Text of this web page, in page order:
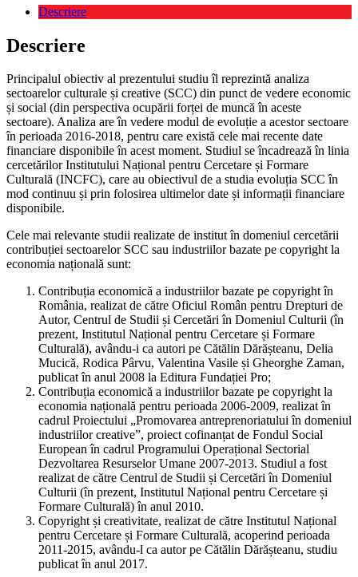
Descriere
Descriere
Principalul obiectiv al prezentului studiu îl reprezintă analiza
sectoarelor culturale și creative (SCC) din punct de vedere economic
și social (din perspectiva ocupării forței de muncă în aceste
sectoare). Analiza are în vedere modul de evoluție a acestor sectoare
în perioada 2016-2018, pentru care există cele mai recente date
financiare disponibile în acest moment. Studiul se încadrează în linia
cercetărilor Institutului Național pentru Cercetare și Formare
Culturală (INCFC), care au obiectivul de a studia evoluția SCC în
mod continuu și prin folosirea ultimelor date și informații financiare
disponibile.
Cele mai relevante studii realizate de institut în domeniul cercetării
contribuției sectoarelor SCC sau industriilor bazate pe copyright la
economia națională sunt:
Contribuția economică a industriilor bazate pe copyright în
România, realizat de către Oficiul Român pentru Drepturi de
Autor, Centrul de Studii și Cercetări în Domeniul Culturii (în
prezent, Institutul Național pentru Cercetare și Formare
Culturală), avându-i ca autori pe Cătălin Dărășteanu, Delia
Mucică, Rodica Pârvu, Valentina Vasile și Gheorghe Zaman,
publicat în anul 2008 la Editura Fundației Pro;
Contribuția economică a industriilor bazate pe copyright la
economia națională pentru perioada 2006-2009, realizat în
cadrul Proiectului „Promovarea antreprenoriatului în domeniul
industriilor creative”, proiect cofinanțat de Fondul Social
European în cadrul Programului Operațional Sectorial
Dezvoltarea Resurselor Umane 2007-2013. Studiul a fost
realizat de către Centrul de Studii și Cercetări în Domeniul
Culturii (în prezent, Institutul Național pentru Cercetare și
Formare Culturală) în anul 2010.
Copyright și creativitate, realizat de către Institutul Național
pentru Cercetare și Formare Culturală, acoperind perioada
2011-2015, avându-l ca autor pe Cătălin Dărășteanu, studiu
publicat în anul 2017.